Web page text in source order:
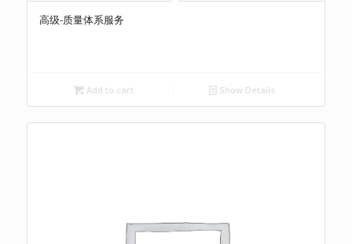
高级-质量体系服务
Add to cart Show Details